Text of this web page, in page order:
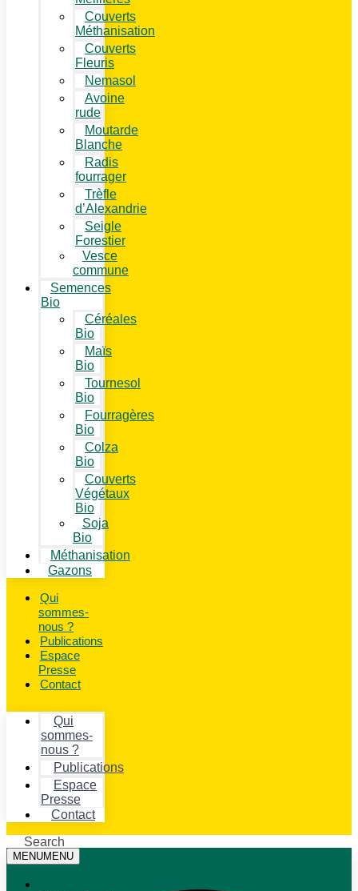
Couverts
Méthanisation
Couverts
Fleuris
Nemasol
Avoine
rude
Moutarde
Blanche
Radis
fourrager
Trèfle
d’Alexandrie
Seigle
Forestier
Vesce
commune
Semences
Bio
Céréales
Bio
Maïs
Bio
Tournesol
Bio
Fourragères
Bio
Colza
Bio
Couverts
Végétaux
Bio
Soja
Bio
Méthanisation
Gazons
Qui
sommes-
nous ?
Publications
Espace
Presse
Contact
Qui
sommes-
nous ?
Publications
Espace
Presse
Contact
Search
MENUMENU